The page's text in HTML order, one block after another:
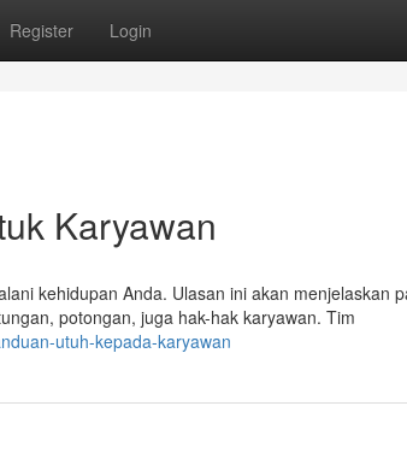
Register Login
Karyawan
kehidupan Anda. Ulasan ini akan menjelaskan
potongan, juga hak-hak karyawan. Tim
utuh-kepada-karyawan